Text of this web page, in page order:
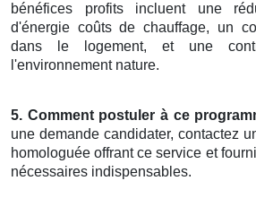
bénéfices profits incluent une
d'énergie coûts de chauffage, un
dans le logement, et une
l'environnement nature.
5. Comment postuler à ce
une demande candidater, contactez
homologuée offrant ce service et
nécessaires indispensables.